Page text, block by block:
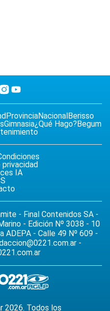
ProvinciaNacionalBerisso
Gimnasia¿Qué Hago?Begum
IA
- Final Contenidos SA -
- Edición Nº 3038 - 10
- Calle 49 Nº 609 -
-
2026. Todos los